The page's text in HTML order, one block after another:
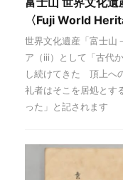
〈Fuji World
世界文化遺産「富士山
ア（iii）として「古代
し続けてきた 頂上へ
礼者はそこを居処とす
った」と記されます